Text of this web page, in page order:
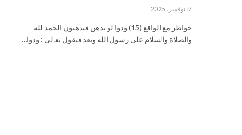
17 نوفمبر، 2025
خواطر مع الواقع (15) ودوا لو تدهن فيدهنون الحمد لله
والصلاة والسلام على رسول الله وبعد فيقول تعالى : ودوا…